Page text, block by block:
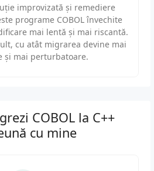
improvizată și remediere
programe COBOL învechite
mai lentă și mai riscantă.
cu atât migrarea devine mai
și mai perturbatoare.
COBOL la C++
cu mine